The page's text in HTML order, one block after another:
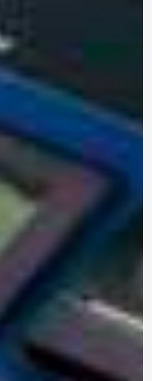
DE REDES
EU
y ponernos en